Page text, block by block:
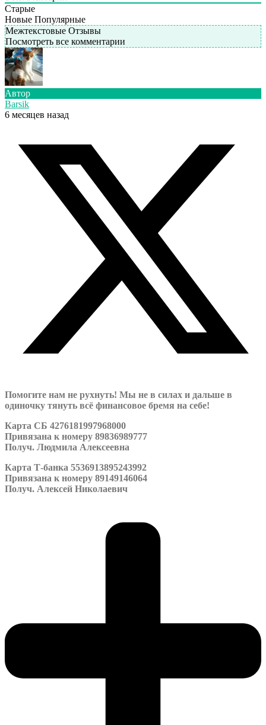
Старые
Новые Популярные
Межтекстовые Отзывы
Посмотреть все комментарии
Автор
Barsik
6 месяцев назад
Помогите нам не рухнуть! Мы не в силах и дальше в
одиночку тянуть всё финансовое бремя на себе!
Карта СБ 4276181997968000
Привязана к номеру 89836989777
Получ. Людмила Алексеевна
Карта Т-банка 5536913895243992
Привязана к номеру 89149146064
Получ. Алексей Николаевич